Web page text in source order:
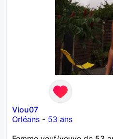
Viou07
Orléans - 53 ans